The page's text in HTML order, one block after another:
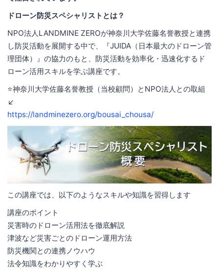
ドローン防災スペシャリストとは？
NPO法人LANDMINE ZEROが神奈川大学佐藤名誉教授と連携
し防災活動を展開する中で、『JUIDA（日本最大のドローン管
理団体）』の協力のもと、防災活動を効率化・迅速化するド
ローン活用スキルを学ぶ講座です。
⭐️神奈川大学佐藤名誉教授（当校顧問）とNPO法人との取組
↙️
https://landminezero.org/bousai_chousa/
この講座では、以下のようなスキルや知識を習得します
講座のポイント
災害時のドローン活用法を徹底解説
津波など災害ごとのドローン運用方法
防災機関との連携ノウハウ
法令知識をわかりやすく学ぶ